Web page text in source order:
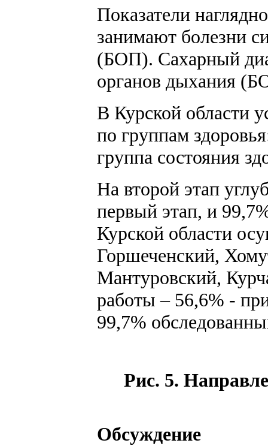
Показатели
занимают болезни
(БОП). Сахарный
органов дыхания
В Курской области
по группам
группа состояния
На второй этап
первый этап, и
Курской области
Горшеченский,
Мантуровский,
работы – 56,6% -
99,7%
Рис. 5.
Обсуждение